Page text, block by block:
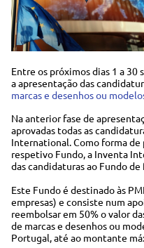
Entre os próximos dias 1 a
a apresentação das
marcas e desenhos ou
Na anterior fase de
aprovadas todas as
International. Como forma
respetivo Fundo, a Inventa
das candidaturas ao Fundo
Este Fundo é destinado às
empresas) e consiste num
reembolsar em 50% o valor
de marcas e desenhos ou
Portugal, até ao montante